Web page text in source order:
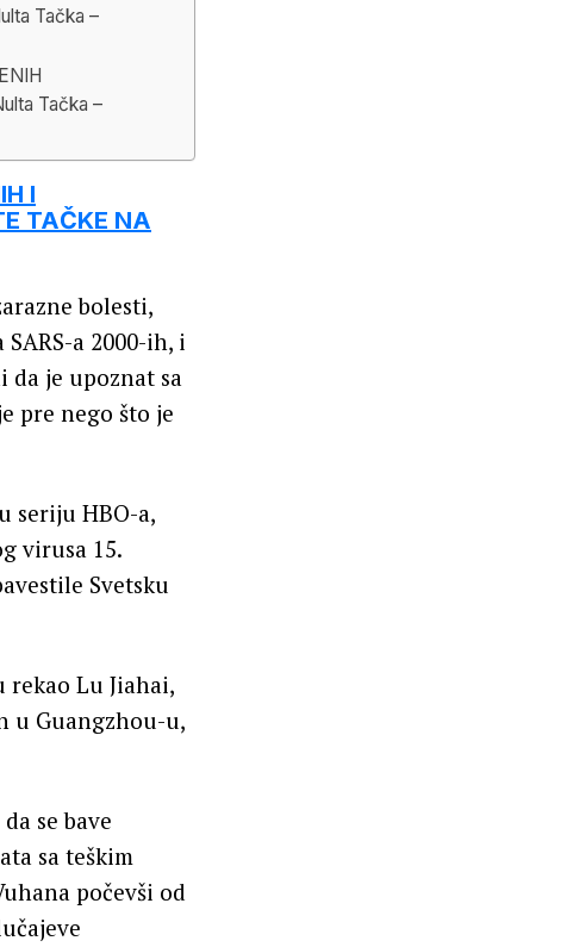
Tačka –
Tačka –
I
TAČKE NA
bolesti,
a 2000-ih, i
je upoznat sa
pre nego što je
seriju HBO-a,
virusa 15.
Svetsku
Lu Jiahai,
u Guangzhou-u,
se bave
sa teškim
počevši od